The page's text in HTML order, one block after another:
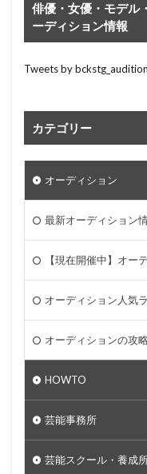
俳優・女優・モデル
ーディション情報
Tweets by bckstg_audition
カテゴリー
オーディション
最新オーディション
【現在開催中】オー
オーディション人気
オーディションの攻
HOWTO
芸能事務所
芸能スクール・養成